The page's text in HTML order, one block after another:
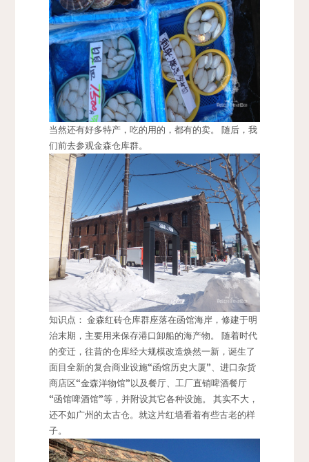
当然还有好多特产，吃的用的，都有的卖。 随后，我
们前去参观金森仓库群。
知识点： 金森红砖仓库群座落在函馆海岸，修建于明
治末期，主要用来保存港口卸船的海产物。 随着时代
的变迁，往昔的仓库经大规模改造焕然一新，诞生了
面目全新的复合商业设施“函馆历史大厦”、进口杂货
商店区“金森洋物馆”以及餐厅、工厂直销啤酒餐厅
“函馆啤酒馆”等，并附设其它各种设施。 其实不大，
还不如广州的太古仓。就这片红墙看着有些古老的样
子。